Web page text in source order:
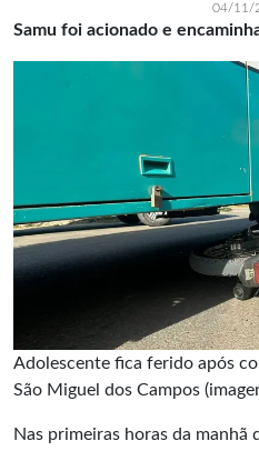
04/11/
Samu foi acionado e
Adolescente fica ferido após
São Miguel dos Campos
Nas primeiras horas da